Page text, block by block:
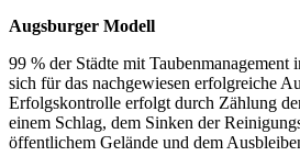
Augsburger Modell
99 % der Städte mit Taubenmanagement
sich für das nachgewiesen erfolgreiche
Erfolgskontrolle erfolgt durch Zählung
einem Schlag, dem Sinken der
öffentlichem Gelände und dem